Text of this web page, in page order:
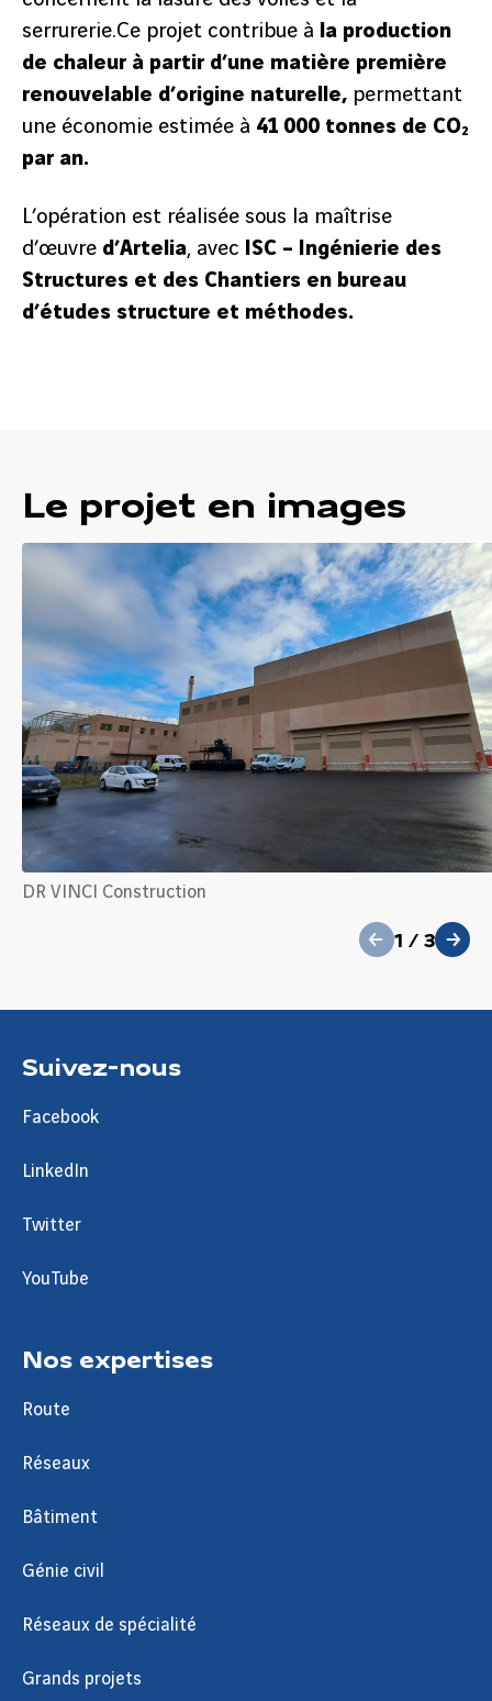
serrurerie.Ce projet contribue à la production
de chaleur à partir d’une matière première
renouvelable d’origine naturelle, permettant
une économie estimée à 41 000 tonnes de CO₂
par an.
L’opération est réalisée sous la maîtrise
d’œuvre d’Artelia, avec
ISC – Ingénierie des
Structures et des Chantiers en bureau
d’études structure et méthodes.
Le projet en images
DR VINCI Construction précédent1 / 3suivant
2/3suivant
Suivez-nous
Facebook
LinkedIn
Twitter
YouTube
Nos expertises
Route
Réseaux
Bâtiment
Génie civil
Réseaux de spécialité
Grands projets